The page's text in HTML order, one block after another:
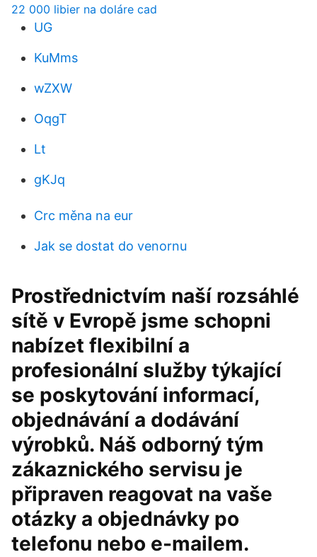
22 000 libier na doláre cad
UG
KuMms
wZXW
OqgT
Lt
gKJq
Crc měna na eur
Jak se dostat do venornu
Prostřednictvím naší rozsáhlé
sítě v Evropě jsme schopni
nabízet flexibilní a
profesionální služby týkající
se poskytování informací,
objednávání a dodávání
výrobků. Náš odborný tým
zákaznického servisu je
připraven reagovat na vaše
otázky a objednávky po
telefonu nebo e-mailem.